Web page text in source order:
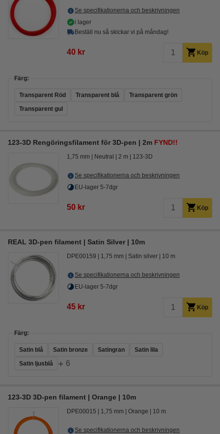
Se specifikationerna och beskrivningen
i lager
Beställ nu så skickar vi på måndag!
40 kr Köp
Färg:
Transparent Röd Transparent blå
Transparent grön
Transparent gul
123-3D Rengöringsfilament för 3D-pen | 2m FYND!!
1,75 mm Neutral 2 m 123-3D
Se specifikationerna och beskrivningen
EU-lager 5-7dgr
50 kr Köp
REAL 3D-pen filament | Satin Silver | 10m
DPE00159 1,75 mm Satin silver 10 m
Se specifikationerna och beskrivningen
EU-lager 5-7dgr
45 kr Köp
Färg:
Satin blå Satin bronze Satingran
Satin lila
Satin ljusblå
+ 6
123-3D 3D-pen filament | Orange | 10m
DPE00015 1,75 mm Orange 10 m
Se specifikationerna och beskrivningen